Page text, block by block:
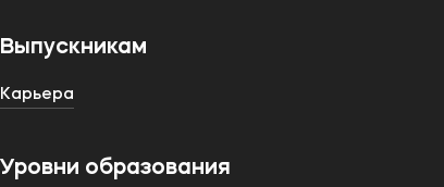
Выпускникам
Карьера
Уровни образования